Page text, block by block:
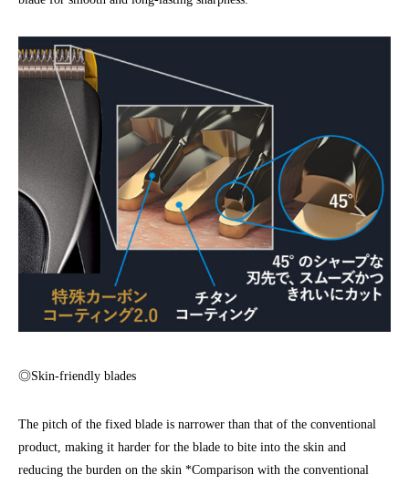
◎Skin-friendly blades
The pitch of the fixed blade is narrower than that of the conventional
product, making it harder for the blade to bite into the skin and
reducing the burden on the skin *Comparison with the conventional